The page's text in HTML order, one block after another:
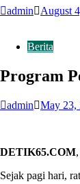
admin August
Berita
Program
admin May 23,
DETIK65.COM
Sejak pagi hari,